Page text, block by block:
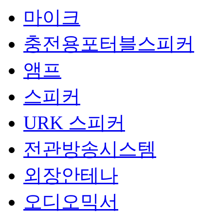
마이크
충전용포터블스피커
앰프
스피커
URK 스피커
전관방송시스템
외장안테나
오디오믹서